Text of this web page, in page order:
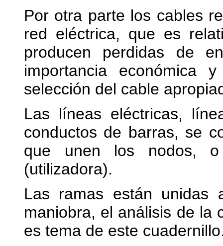
Por otra parte los cables
red eléctrica, que es
producen perdidas de
importancia económica
selección del cable
Las líneas eléctricas,
conductos de barras, se
que unen los nodos,
(utilizadora).
Las ramas están unidas
maniobra, el análisis de la
es tema de este